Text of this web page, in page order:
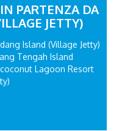
PARTENZA DA
JETTY)
Island (Village Jetty)
Tengah Island
Lagoon Resort